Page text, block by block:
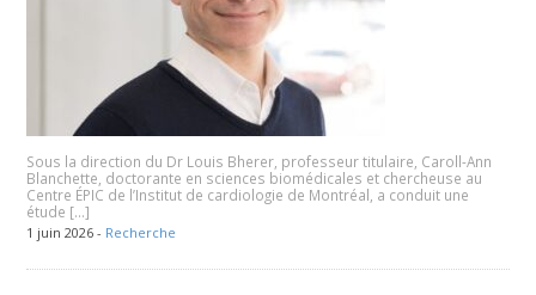
Sous la direction du Dr Louis Bherer, professeur titulaire, Caroll-Ann
Blanchette, doctorante en sciences biomédicales et chercheuse au
Centre ÉPIC de l’Institut de cardiologie de Montréal, a conduit une
étude […]
1 juin 2026 - Recherche